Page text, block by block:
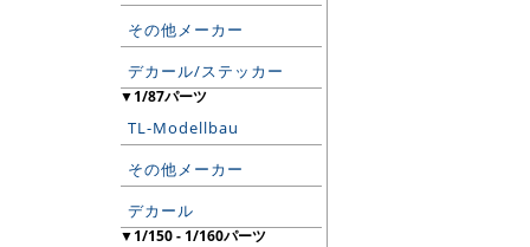
その他メーカー
デカール/ステッカー
▼1/87パーツ
TL-Modellbau
その他メーカー
デカール
▼1/150 - 1/160パーツ